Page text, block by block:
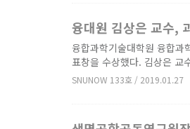
융대원 김상은 교수,
융합과학기술대학원 융합과
표창을 수상했다. 김상은 교
SNUNOW 133호 / 2019.01.27